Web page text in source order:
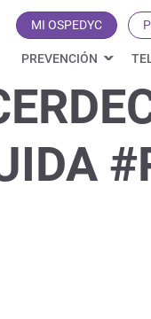
MI OSPEDYC
PREVENCIÓN